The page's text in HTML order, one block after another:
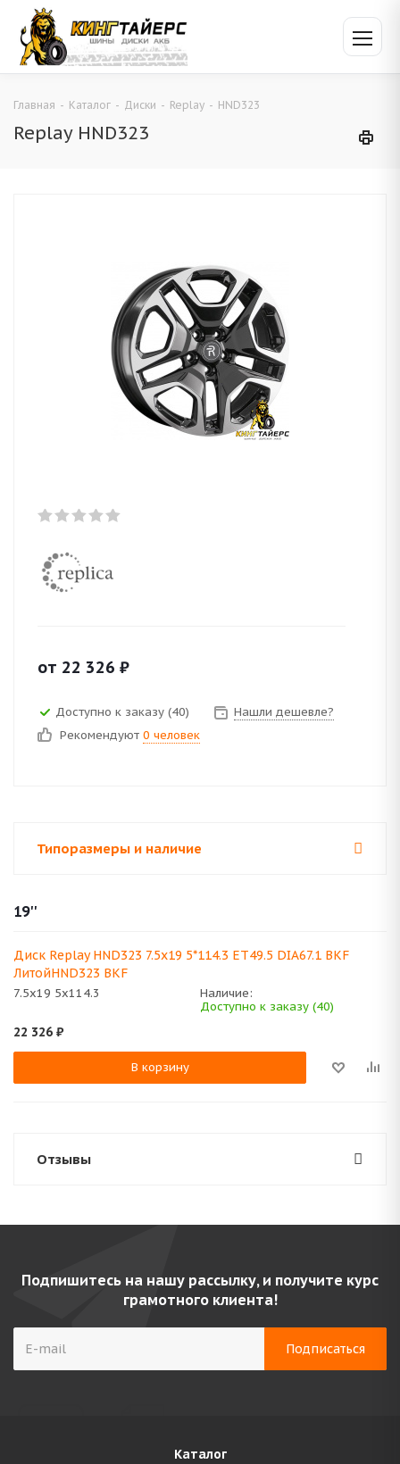
Главная - Каталог - Диски - Replay - HND323
Replay HND323
от 22 326 ₽
Доступно к заказу (40)
Нашли дешевле?
Рекомендуют 0 человек
Типоразмеры и наличие
19''
Диск Replay HND323 7.5x19 5*114.3 ET49.5 DIA67.1 BKF
ЛитойHND323 BKF
7.5x19 5x114.3
Наличие:
Доступно к заказу (40)
22 326 ₽
В корзину
Отзывы
Подпишитесь на нашу рассылку, и получите курс
грамотного клиента!
Каталог